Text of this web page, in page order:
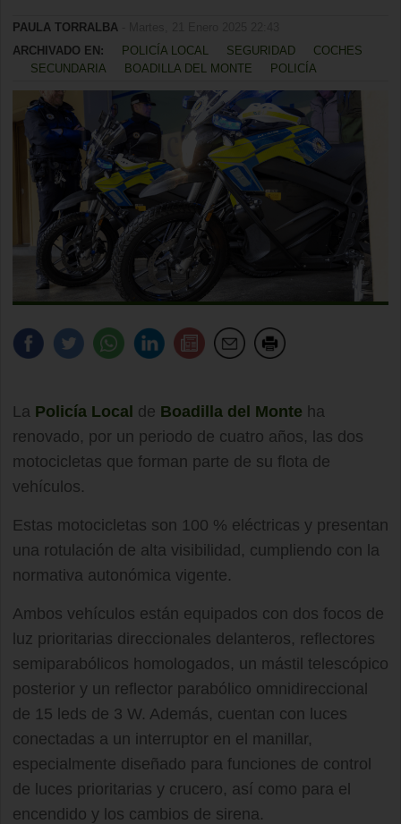
PAULA TORRALBA
ARCHIVADO EN:
POLICÍA LOCAL SEGURIDAD
COCHES
SECUNDARIA
BOADILLA DEL MONTE POLICÍA
La Policía Local de Boadilla del Monte ha
renovado, por un periodo de cuatro años, las dos
motocicletas que forman parte de su flota de
vehículos.
Estas motocicletas son 100 % eléctricas y presentan
una rotulación de alta visibilidad, cumpliendo con la
normativa autonómica vigente.
Ambos vehículos están equipados con dos focos de
luz prioritarias direccionales delanteros, reflectores
semiparabólicos homologados, un mástil telescópico
posterior y un reflector parabólico omnidireccional
de 15 leds de 3 W. Además, cuentan con luces
conectadas a un interruptor en el manillar,
especialmente diseñado para funciones de control
de luces prioritarias y crucero, así como para el
encendido y los cambios de sirena.